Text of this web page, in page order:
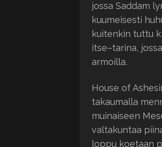
jossa Saddam
kuumeisesti
kuitenkin tuttu
itse–tarina,
armoilla.
House of
takaumalla
muinaiseen
valtakuntaa
loppu koetaan